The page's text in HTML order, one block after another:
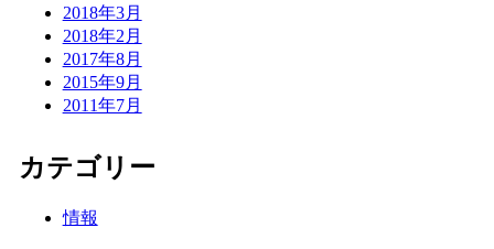
2018年3月
2018年2月
2017年8月
2015年9月
2011年7月
カテゴリー
情報